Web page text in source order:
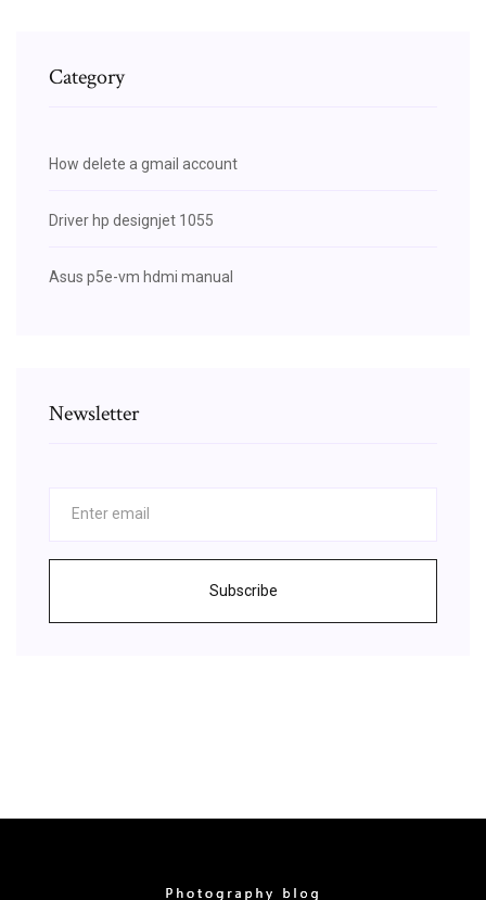
Category
How delete a gmail account
Driver hp designjet 1055
Asus p5e-vm hdmi manual
Newsletter
Subscribe